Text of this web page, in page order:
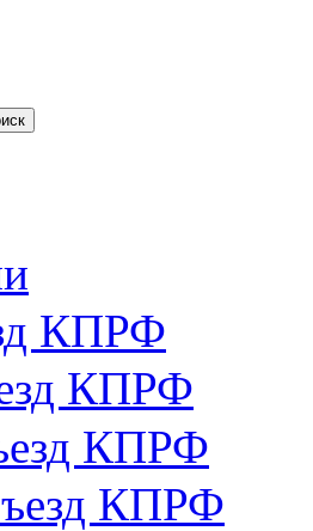
КПРФ
КПРФ
КПРФ
КПРФ